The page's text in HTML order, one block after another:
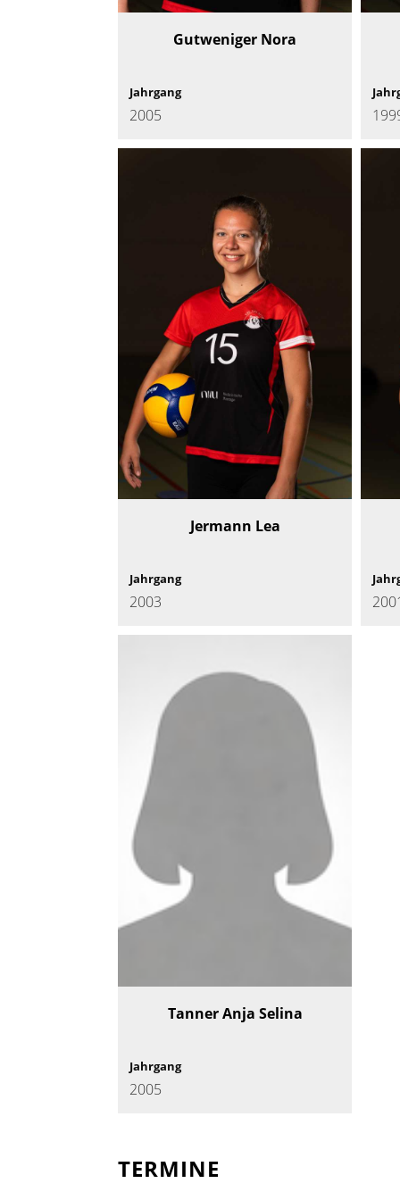
Gutweniger Nora
Jahrgang
2005
Jermann Lea
Jahrgang
2003
Tanner Anja Selina
Jahrgang
2005
TERMINE